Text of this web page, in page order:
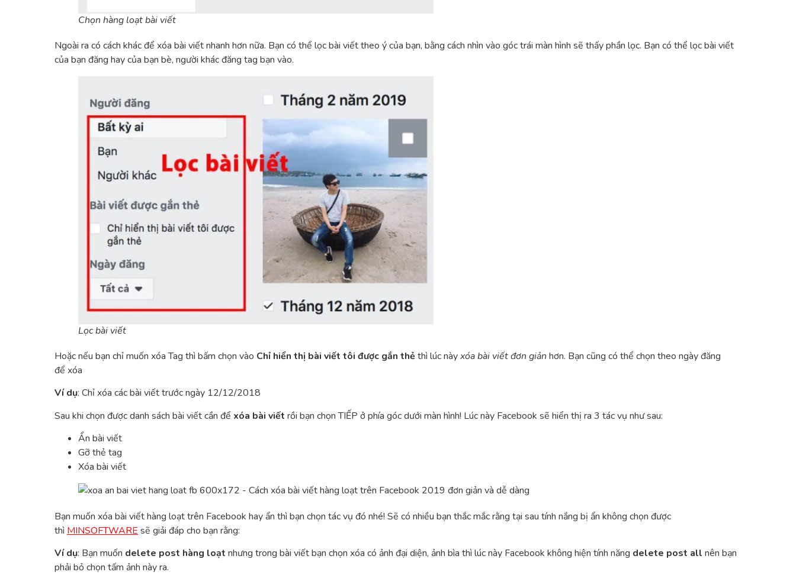
Chọn hàng loạt bài viết
Ngoài ra có cách khác để xóa bài viết nhanh hơn nữa. Bạn có thể lọc bài viết theo ý của bạn, bằng cách nhìn vào góc trái màn hình sẽ thấy phần lọc. Bạn có thể lọc bài viết
của bạn đăng hay của bạn bè, người khác đăng tag bạn vào.
Lọc bài viết
Hoặc nếu bạn chỉ muốn xóa Tag thì bấm chọn vào Chỉ hiển thị bài viết tôi được gắn thẻ thì lúc nàyxóa bài viết đơn giản hơn. Bạn cũng có thể chọn theo ngày đăng
để xóa
Ví dụ: Chỉ xóa các bài viết trước ngày 12/12/2018
Sau khi chọn được danh sách bài viết cần để xóa bài viết rồi bạn chọn TIẾP ở phía góc dưới màn hình! Lúc này Facebook sẽ hiển thị ra 3 tác vụ như sau:
Ẩn bài viết
Gỡ thẻ tag
Xóa bài viết
Bạn muốn xóa bài viết hàng loạt trên Facebook hay ẩn thì bạn chọn tác vụ đó nhé! Sẽ có nhiều bạn thắc mắc rằng tại sau tính nắng bị ẩn không chọn được
thì MINSOFTWARE sẽ giải đáp cho bạn rằng:
Ví dụ: Bạn muốn delete post hàng loạt nhưng trong bài viết bạn chọn xóa có ảnh đại diện, ảnh bìa thì lúc này Facebook không hiện tính năng delete post all nên bạn
phải bỏ chọn tấm ảnh này ra.